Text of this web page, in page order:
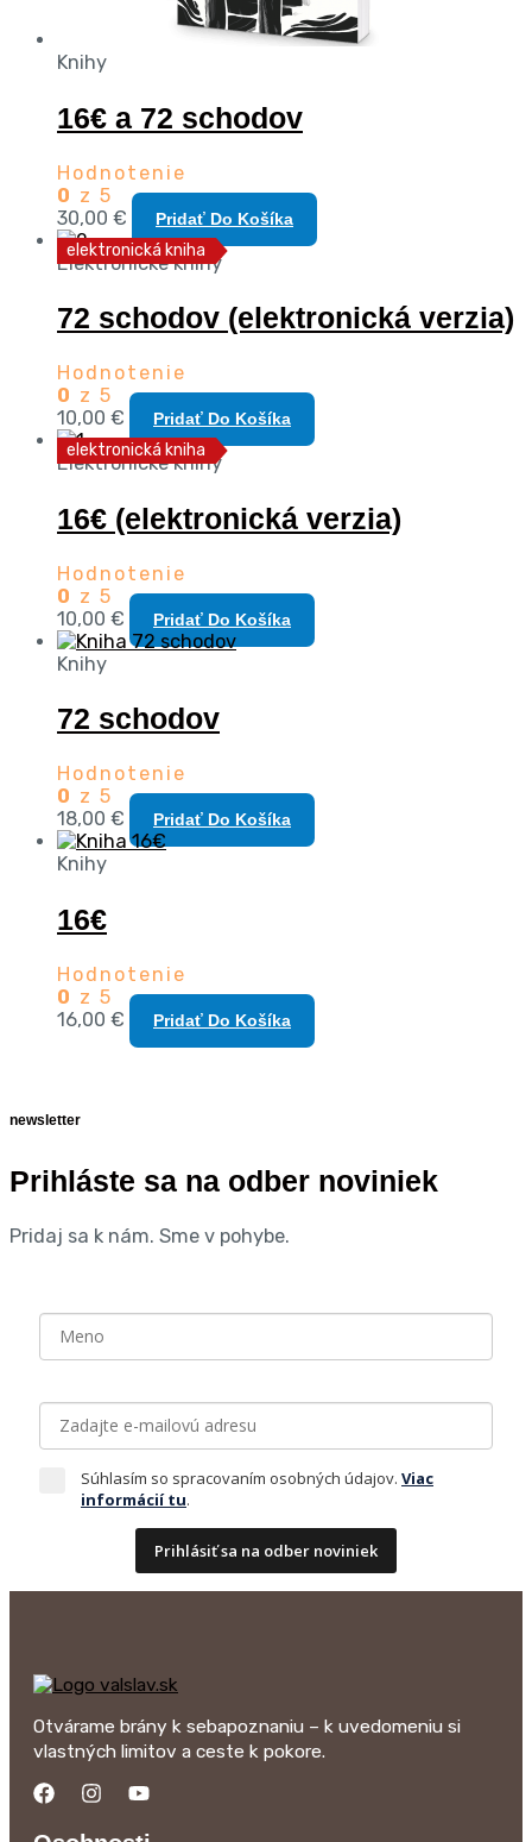
Knihy
16€ a 72 schodov
Hodnotenie
0 z 5
30,00 € Pridať Do Košíka
elektronická kniha
Elektronické knihy
72 schodov (elektronická verzia)
Hodnotenie
0 z 5
10,00 € Pridať Do Košíka
elektronická kniha
Elektronické knihy
16€ (elektronická verzia)
Hodnotenie
0 z 5
10,00 € Pridať Do Košíka
Knihy
72 schodov
Hodnotenie
0 z 5
18,00 € Pridať Do Košíka
Knihy
16€
Hodnotenie
0 z 5
16,00 € Pridať Do Košíka
newsletter
Prihláste sa na odber noviniek
Pridaj sa k nám. Sme v pohybe.
Súhlasím so spracovaním osobných údajov. Viac
informácií tu.
Prihlásiť sa na odber noviniek
Otvárame brány k sebapoznaniu – k uvedomeniu si
vlastných limitov a ceste k pokore.